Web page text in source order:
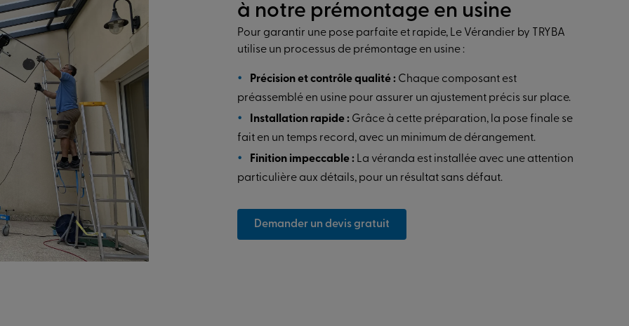
à notre prémontage en usine
Pour garantir une pose parfaite et rapide, Le Vérandier by TRYBA
utilise un processus de prémontage en usine :
Précision et contrôle qualité : Chaque composant est
préassemblé en usine pour assurer un ajustement précis sur place.
Installation rapide : Grâce à cette préparation, la pose finale se
fait en un temps record, avec un minimum de dérangement.
Finition impeccable : La véranda est installée avec une attention
particulière aux détails, pour un résultat sans défaut.
Demander un devis gratuit